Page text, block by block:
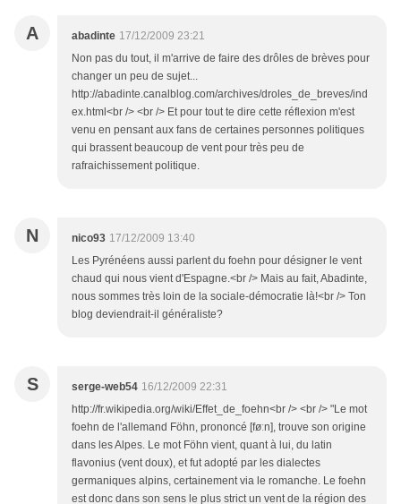
A abadinte 17/12/2009 23:21
Non pas du tout, il m'arrive de faire des drôles de brèves pour
changer un peu de sujet...
http://abadinte.canalblog.com/archives/droles_de_breves/ind
ex.html<br /> <br /> Et pour tout te dire cette réflexion m'est
venu en pensant aux fans de certaines personnes politiques
qui brassent beaucoup de vent pour très peu de
rafraichissement politique.
N nico93 17/12/2009 13:40
Les Pyrénéens aussi parlent du foehn pour désigner le vent
chaud qui nous vient d'Espagne.<br /> Mais au fait, Abadinte,
nous sommes très loin de la sociale-démocratie là!<br /> Ton
blog deviendrait-il généraliste?
S serge-web54 16/12/2009 22:31
http://fr.wikipedia.org/wiki/Effet_de_foehn<br /> <br /> "Le mot
foehn de l'allemand Föhn, prononcé [føːn], trouve son origine
dans les Alpes. Le mot Föhn vient, quant à lui, du latin
flavonius (vent doux), et fut adopté par les dialectes
germaniques alpins, certainement via le romanche. Le foehn
est donc dans son sens le plus strict un vent de la région des